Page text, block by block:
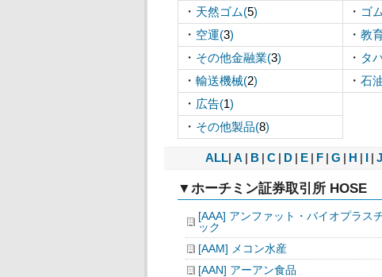
・ 天然ゴム(5) ・ ゴ
・ 空運(3) ・ 教
・ その他金融業(3) ・ タ
・ 輸送機械(2) ・ 石
・ 広告(1)
・ その他製品(8)
ALL A B C D E F G H J
▼ホーチミン証券取引所 HOSE
[AAA] アンファット・バイオプラス
ック
[AAM] メコン水産
[AAN] アーアン食品